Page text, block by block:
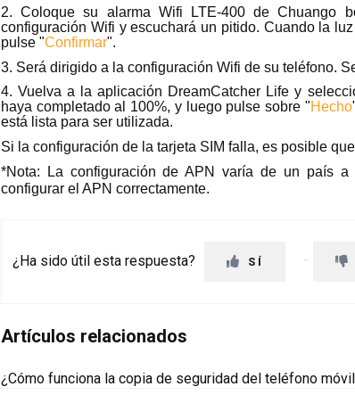
2. Coloque su alarma Wifi LTE-400 de Chuango
configuración Wifi y escuchará un pitido. Cuando la
pulse "Confirmar".
3. Será dirigido a la configuración Wifi de su teléfono.
4. Vuelva a la aplicación DreamCatcher Life y
haya completado al 100%, y luego pulse sobre "Hecho
está lista para ser utilizada.
Si la configuración de la tarjeta SIM falla, es posible
*Nota: La configuración de APN varía de un país
configurar el APN correctamente.
¿Ha sido útil esta respuesta? SÍ
Artículos relacionados
¿Cómo funciona la copia de seguridad del teléfono